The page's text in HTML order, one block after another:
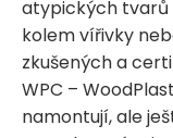
atypických
kolem vířivky
zkušených a
WPC –
namontují, ale